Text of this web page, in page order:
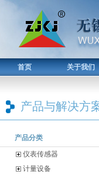
首页 关于我们
产品与解决方
产品分类
仪表传感器
计量设备